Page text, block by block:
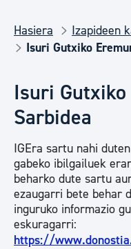
Hasiera
Izapideen
Isuri Gutxiko
Isuri Gutxiko
Sarbidea
IGEra sartu nahi
gabeko ibilgailuek
beharko dute sartu
ezaugarri bete behar
inguruko informazio
eskuragarri:
https://